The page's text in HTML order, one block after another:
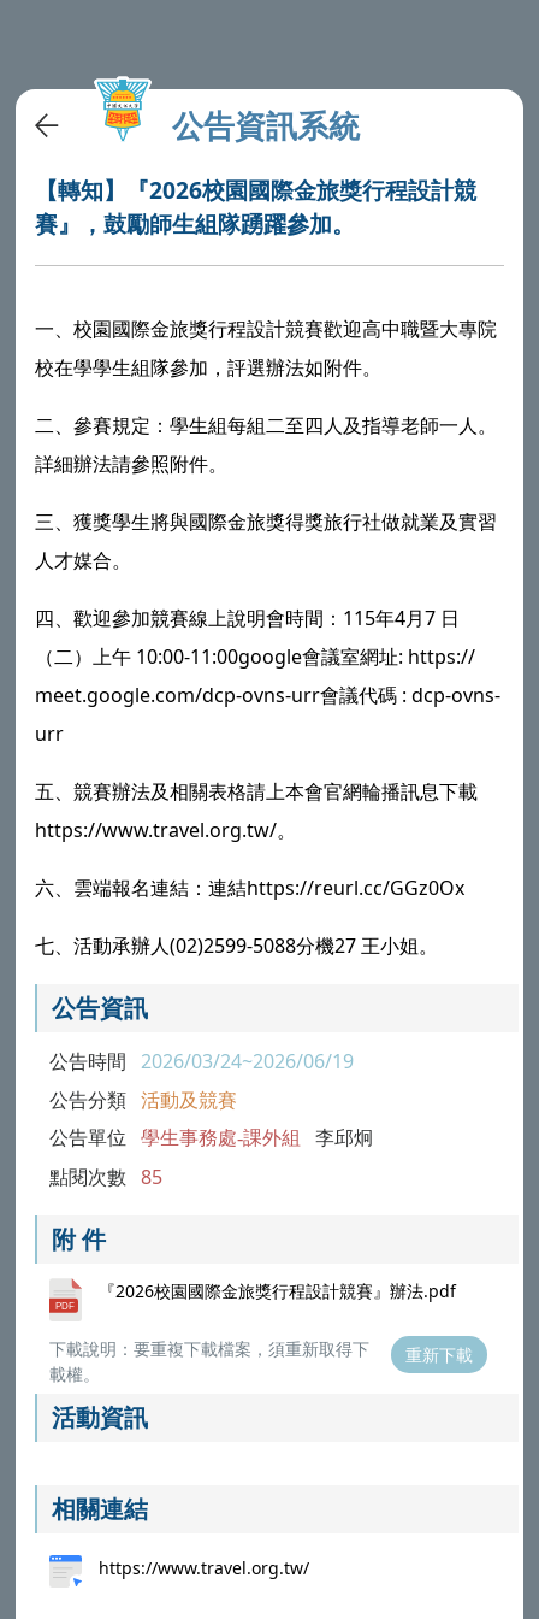
公告資訊系統
【轉知】『2026校園國際金旅獎行程設計競
賽』，鼓勵師生組隊踴躍參加。
一、校園國際金旅獎行程設計競賽歡迎高中職暨大專院
校在學學生組隊參加，評選辦法如附件。
二、參賽規定：學生組每組二至四人及指導老師一人。
詳細辦法請參照附件。
三、獲獎學生將與國際金旅獎得獎旅行社做就業及實習
人才媒合。
四、歡迎參加競賽線上說明會時間：115年4月7 日
（二）上午 10:00-11:00google會議室網址: https://
meet.google.com/dcp-ovns-urr會議代碼 : dcp-ovns-
urr
五、競賽辦法及相關表格請上本會官網輪播訊息下載
https://www.travel.org.tw/。
六、雲端報名連結：連結https://reurl.cc/GGz0Ox
七、活動承辦人(02)2599-5088分機27 王小姐。
公告資訊
公告時間 2026/03/24~2026/06/19
公告分類 活動及競賽
公告單位 學生事務處-課外組 李邱炯
點閱次數 85
附 件
『2026校園國際金旅獎行程設計競賽』辦法.pdf
下載說明：要重複下載檔案，須重新取得下
載權。
重新下載
活動資訊
相關連結
https://www.travel.org.tw/